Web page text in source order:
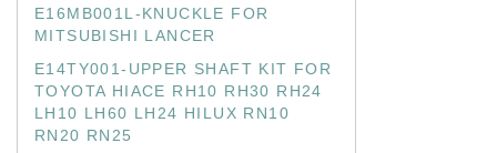
E16MB001L-KNUCKLE FOR
MITSUBISHI LANCER
E14TY001-UPPER SHAFT KIT FOR
TOYOTA HIACE RH10 RH30 RH24
LH10 LH60 LH24 HILUX RN10
RN20 RN25